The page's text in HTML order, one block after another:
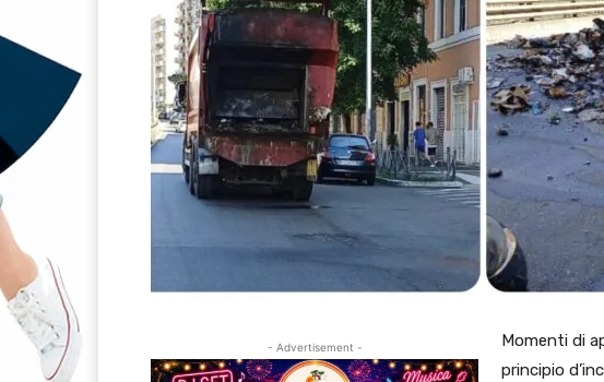
- Advertisement -
Momenti di
principio